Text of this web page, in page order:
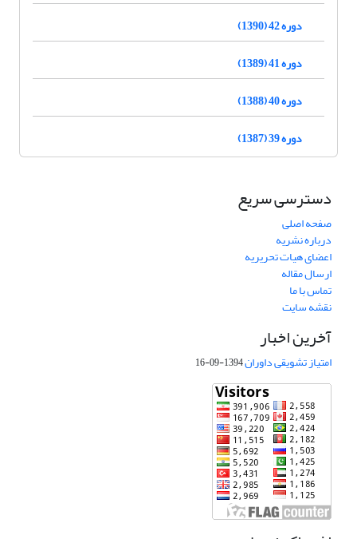
دوره 42 (1390)
دوره 41 (1389)
دوره 40 (1388)
دوره 39 (1387)
دسترسی سریع
صفحه اصلی
درباره نشریه
اعضای هیات تحریریه
ارسال مقاله
تماس با ما
نقشه سایت
آخرین اخبار
امتیاز تشویقی داوران1394-09-16